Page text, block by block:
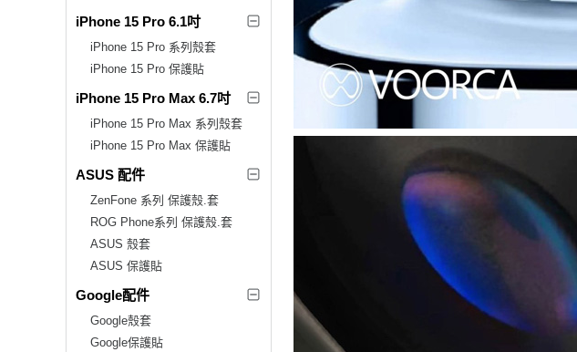
iPhone 15 Pro 6.1吋
iPhone 15 Pro 系列殼套
iPhone 15 Pro 保護貼
iPhone 15 Pro Max 6.7吋
iPhone 15 Pro Max 系列殼套
iPhone 15 Pro Max 保護貼
ASUS 配件
ZenFone 系列 保護殼.套
ROG Phone系列 保護殼.套
ASUS 殼套
ASUS 保護貼
Google配件
Google殼套
Google保護貼